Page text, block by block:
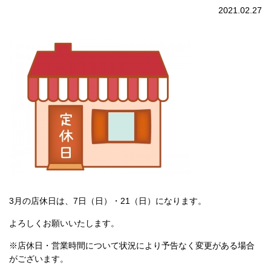
2021.02.27
3月の店休日は、7日（日）・21（日）になります。
よろしくお願いいたします。
※店休日・営業時間について状況により予告なく変更がある場合
がございます。